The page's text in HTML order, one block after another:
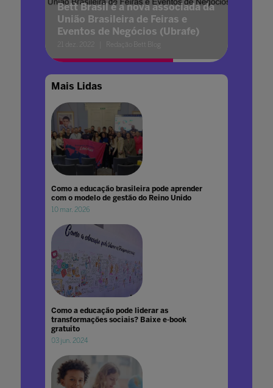
Bett Brasil é a nova associada da
União Brasileira de Feiras e
Eventos de Negócios (Ubrafe)
21 dez. 2022 Redação Bett Blog
Mais Lidas
Como a educação brasileira pode aprender
com o modelo de gestão do Reino Unido
10 mar. 2026
Como a educação pode liderar as
transformações sociais? Baixe e-book
gratuito
03 jun. 2024